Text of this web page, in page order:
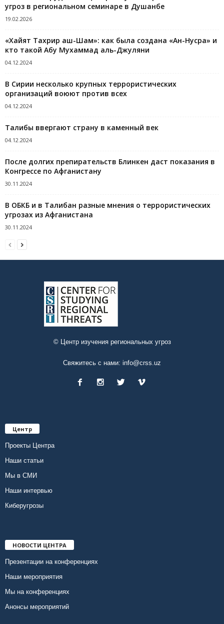
угроз в региональном семинаре в Душанбе
19.02.2026
«Хайят Тахрир аш-Шам»: как была создана «Ан-Нусра» и
кто такой Абу Мухаммад аль-Джуляни
04.12.2024
В Сирии несколько крупных террористических
организаций воюют против всех
04.12.2024
Талибы ввергают страну в каменный век
04.12.2024
После долгих препирательств Блинкен даст показания в
Конгрессе по Афганистану
30.11.2024
В ОБКБ и в Талибан разные мнения о террористических
угрозах из Афганистана
30.11.2024
© Центр изучения региональных угроз
Свяжитесь с нами: info@crss.uz
Центр
Проекты Центра
Наши статьи
Мы в СМИ
Наши интервью
Киберугрозы
НОВОСТИ ЦЕНТРА
Презентации на конференциях
Наши мероприятия
Мы на конференциях
Анонсы мероприятий